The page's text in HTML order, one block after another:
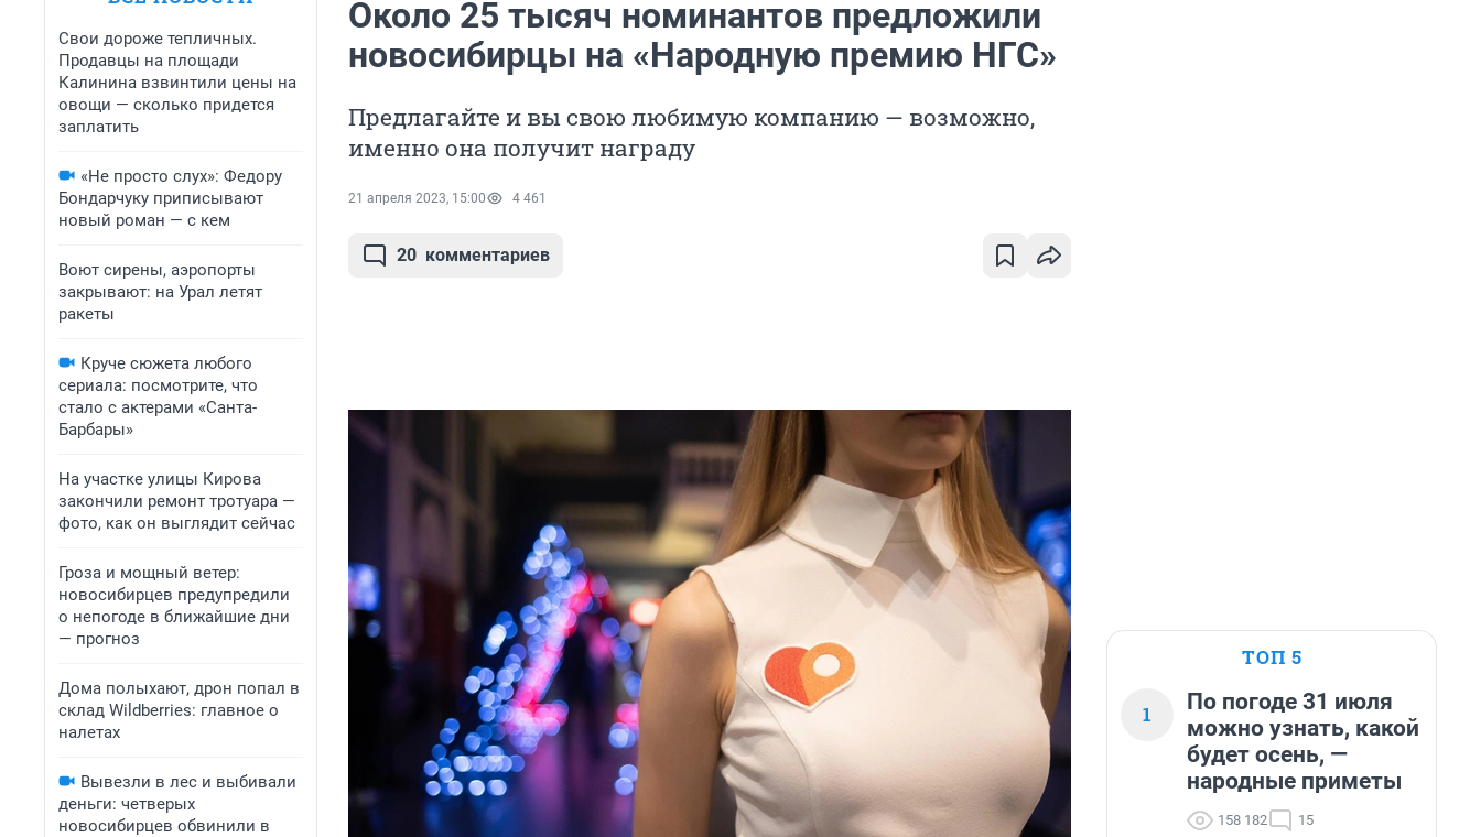
Свои дороже тепличных.
Продавцы на площади
Калинина взвинтили цены на
овощи — сколько придется
заплатить
«Не просто слух»: Федору
Бондарчуку приписывают
новый роман — с кем
Воют сирены, аэропорты
закрывают: на Урал летят
ракеты
Круче сюжета любого
сериала: посмотрите, что
стало с актерами «Санта-
Барбары»
На участке улицы Кирова
закончили ремонт тротуара —
фото, как он выглядит сейчас
Гроза и мощный ветер:
новосибирцев предупредили
о непогоде в ближайшие дни
— прогноз
Дома полыхают, дрон попал в
склад Wildberries: главное о
налетах
Вывезли в лес и выбивали
деньги: четверых
новосибирцев обвинили в
Около 25 тысяч номинантов предложили
новосибирцы на «Народную премию НГС»
Предлагайте и вы свою любимую компанию — возможно,
именно она получит награду
21 апреля 2023, 15:00 4 461
20 комментариев
ТОП 5
1
По погоде 31 июля
можно узнать, какой
будет осень, —
народные приметы
158 182 15